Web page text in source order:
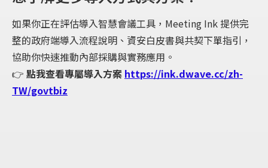
如果你正在評估導入智慧會議工具，Meeting Ink 提供完
整的政府端導入流程說明、資安白皮書與共契下單指引，
協助你快速推動內部採購與實務應用。
👉 點我查看專屬導入方案 https://ink.dwave.cc/zh-
TW/govtbiz